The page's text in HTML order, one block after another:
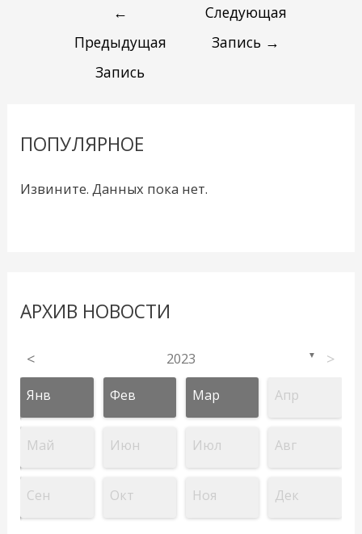
←
Предыдущая
Запись
Следующая
Запись →
ПОПУЛЯРНОЕ
Извините. Данных пока нет.
АРХИВ НОВОСТИ
< 2023 ▼ >
Янв Фев Мар Апр
Май Июн Июл Авг
Сен Окт Ноя Дек